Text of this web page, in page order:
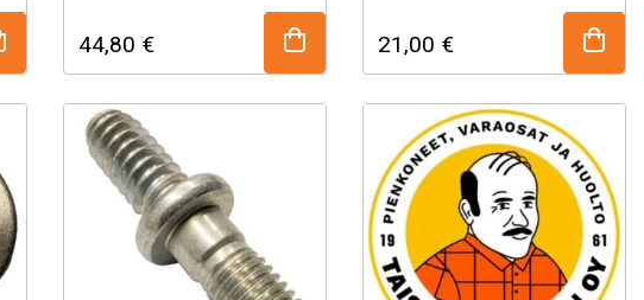
Mikäli olet epävarma
osan sopivuudesta, kysy
myymälästämme!
44,80 €
sopivuustaulukko alhaalta!
Mikäli olet epävarma
osan sopivuudesta, kysy
myymälästämme!
21,00 €